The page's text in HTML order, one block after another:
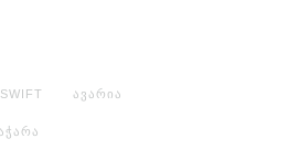
SWIFT ავარია